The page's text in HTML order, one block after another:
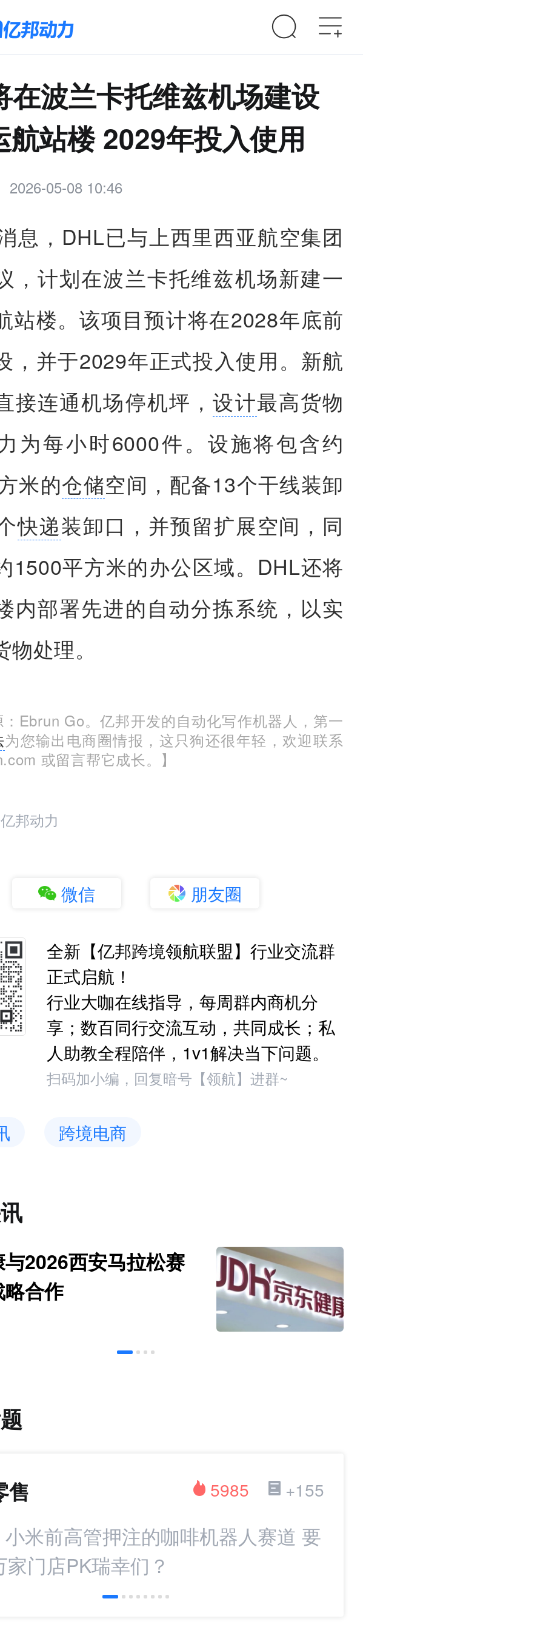
在波兰卡托维兹机场建设
航站楼 2029年投入使用
2026-05-08 10:46
息，DHL已与上西里西亚航空集团
，计划在波兰卡托维兹机场新建一
站楼。该项目预计将在2028年底前
，并于2029年正式投入使用。新航
接连通机场停机坪，设计最高货物
为每小时6000件。设施将包含约
米的仓储空间，配备13个干线装卸
快递装卸口，并预留扩展空间，同
1500平方米的办公区域。DHL还将
内部署先进的自动分拣系统，以实
处理。
Ebrun Go。亿邦开发的自动化写作机器人，第一
为您输出电商圈情报，这只狗还很年轻，欢迎联系
或留言帮它成长。】
邦动力
微信 朋友圈
全新【亿邦跨境领航联盟】行业交流群
正式启航！
行业大咖在线指导，每周群内商机分
享；数百同行交流互动，共同成长；私
人助教全程陪伴，1v1解决当下问题。
扫码加小编，回复暗号【领航】进群~
跨境电商
2026西安马拉松赛
合作
售 +155
5985
米前高管押注的咖啡机器人赛道 要
门店PK瑞幸们？